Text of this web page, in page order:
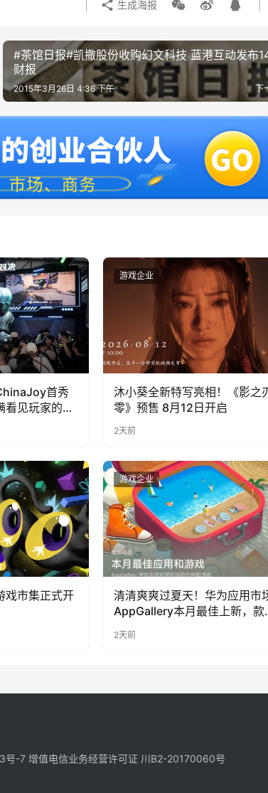
生成海报
#茶馆日报#凯撒股份收购幻文科技 蓝港互动发布
财报
下
2015年3月26日 4:36 下午
首秀
看见玩家的真
游戏企业
沐小葵全新特写亮相！《影之
零》预售 8月12日开启
2天前
戏市集正式开
游戏企业
清清爽爽过夏天！华为应用市
AppGallery本月最佳上新，款
2天前
号-7 增值电信业务经营许可证 川B2-20170060号